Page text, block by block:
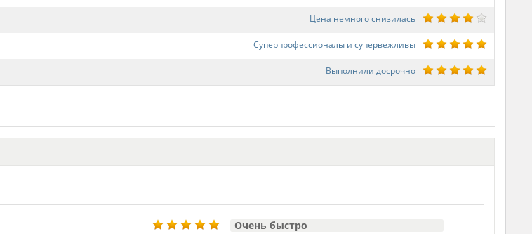
Цена немного снизилась
Суперпрофессионалы и супервежливы
Выполнили досрочно
Очень быстро